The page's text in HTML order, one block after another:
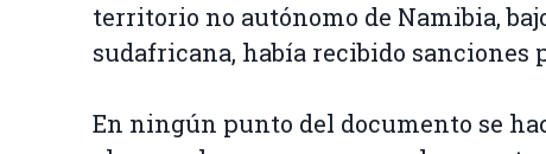
territorio no autónomo de Namibia,
sudafricana, había recibido sanciones
En ningún punto del documento se